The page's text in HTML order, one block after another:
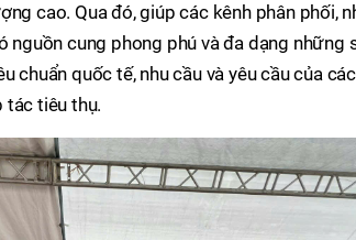
cao. Qua đó, giúp các kênh phân phối,
cung phong phú và đa dạng những
chuẩn quốc tế, nhu cầu và yêu cầu của
tác tiêu thụ.